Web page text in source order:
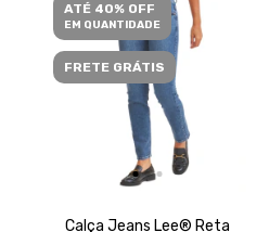
ATÉ 40% OFF
EM QUANTIDADE
FRETE GRÁTIS
Calça Jeans Lee® Reta